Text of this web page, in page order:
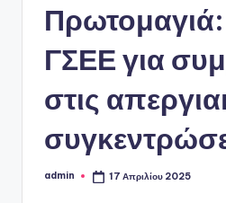
ΓΣΕΕ για
στις
Συγγραφέας:
admin 17 Απριλίου 2025